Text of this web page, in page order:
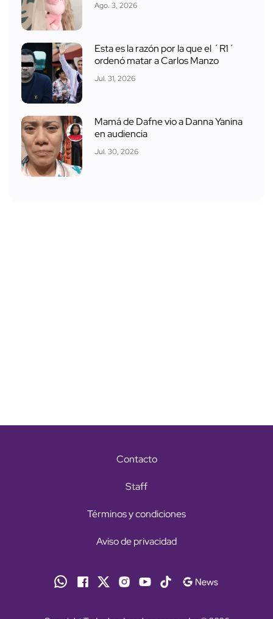
Ago. 3, 2026
Esta es la razón por la que el ´R1´
ordenó matar a Carlos Manzo
Jul. 31, 2026
Mamá de Dafne vio a Danna Yanina
en audiencia
Jul. 30, 2026
Contacto
Staff
Términos y condiciones
Aviso de privacidad